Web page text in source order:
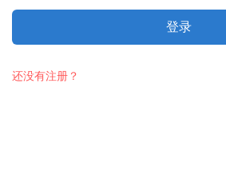
登录
还没有注册？